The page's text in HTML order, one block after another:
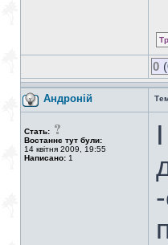
0
Андроній
Стать:
Востаннє тут були:
14 квітня 2009, 19:55
Написано: 1